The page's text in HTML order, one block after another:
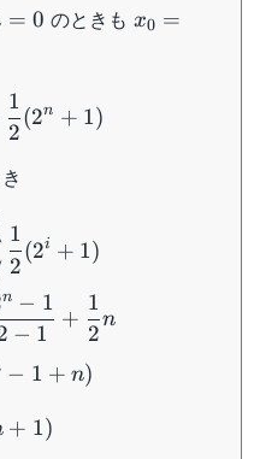
= 0 のときも x0 =
2
1
(2n + 1)
2
1
(2i + 1)
− 1
n − 1
+
2
1
n
− 1 + n)
+ 1)